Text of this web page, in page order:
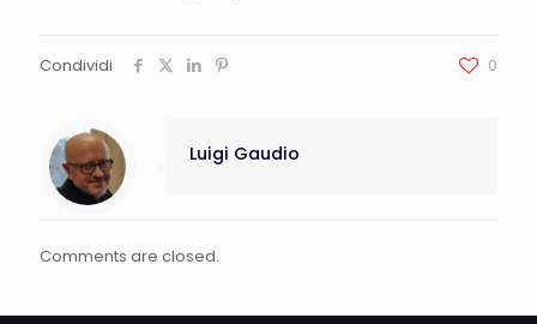
Condividi 0
Luigi Gaudio
Comments are closed.